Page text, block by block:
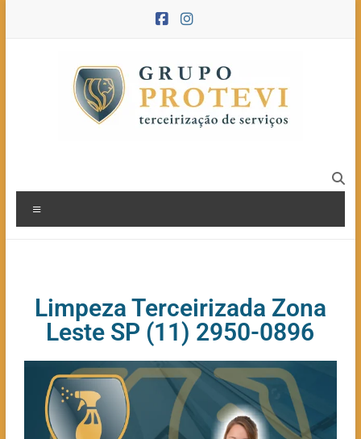
Limpeza Terceirizada Zona
Leste SP (11) 2950-0896